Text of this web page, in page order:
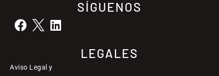
SÍGUENOS
LEGALES
Aviso Legal y